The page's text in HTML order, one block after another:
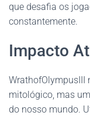
que desafia os
constantemente.
Impacto
WrathofOlympusIII
mitológico, mas
do nosso mundo.